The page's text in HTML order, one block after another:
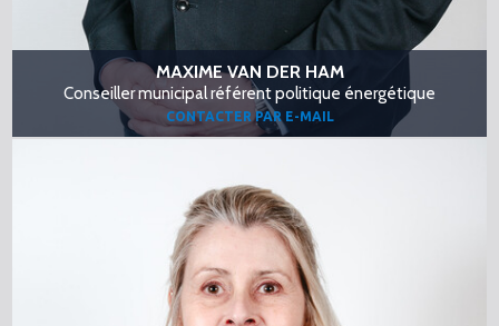
MAXIME VAN DER HAM
Conseiller municipal référent politique énergétique
CONTACTER PAR E-MAIL